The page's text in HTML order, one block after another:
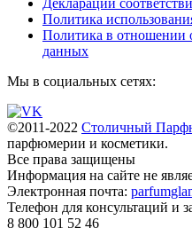
Политика
Политика в отношении
данных
Мы в социальных сетях:
©2011-2022 Столичный
парфюмерии и косметики.
Все права защищены
Информация на сайте не
Электронная почта:
Телефон для консультаций и
8 800 101 52 46